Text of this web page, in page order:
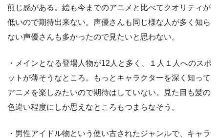
煎じ感がある。絵も今までのアニメと比べてクオリティが
低いので期待出来ない。声優さんも同じ様な人が多く知ら
ない声優さんも多かったので見たいと思わない。
・メインとなる登場人物が12人と多く、１人１人へのスポ
ットが薄そうなところ。もっとキャラクターを深く知って
アニメを楽しみたいので期待はしていない。見た目も髪の
色違い程度にしか思えなところもつまらなそう。
・男性アイドル物という使い古されたジャンルで、キャラ